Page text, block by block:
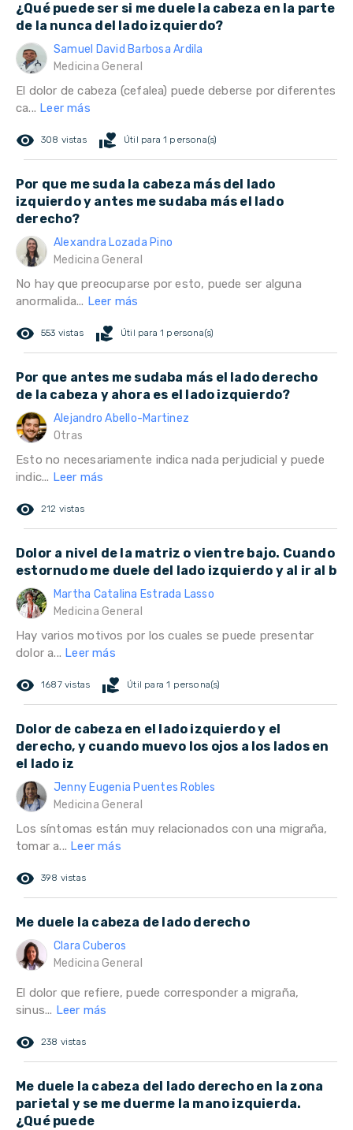
¿Qué puede ser si me duele la cabeza en la parte
de la nunca del lado izquierdo?
Samuel David Barbosa Ardila
Medicina General
El dolor de cabeza (cefalea) puede deberse por diferentes
ca... Leer más
remove_red_eye 308 vistas volunteer_activism Útil para 1 persona(s)
Por que me suda la cabeza más del lado
izquierdo y antes me sudaba más el lado
derecho?
Alexandra Lozada Pino
Medicina General
No hay que preocuparse por esto, puede ser alguna
anormalida... Leer más
remove_red_eye 553 vistas volunteer_activism Útil para 1 persona(s)
Por que antes me sudaba más el lado derecho
de la cabeza y ahora es el lado izquierdo?
Alejandro Abello-Martinez
Otras
Esto no necesariamente indica nada perjudicial y puede
indic... Leer más
remove_red_eye 212 vistas
Dolor a nivel de la matriz o vientre bajo. Cuando
estornudo me duele del lado izquierdo y al ir al b
Martha Catalina Estrada Lasso
Medicina General
Hay varios motivos por los cuales se puede presentar
dolor a... Leer más
remove_red_eye 1687 vistas volunteer_activism Útil para 1 persona(s)
Dolor de cabeza en el lado izquierdo y el
derecho, y cuando muevo los ojos a los lados en
el lado iz
Jenny Eugenia Puentes Robles
Medicina General
Los síntomas están muy relacionados con una migraña,
tomar a... Leer más
remove_red_eye 398 vistas
Me duele la cabeza de lado derecho
Clara Cuberos
Medicina General
El dolor que refiere, puede corresponder a migraña,
sinus... Leer más
remove_red_eye 238 vistas
Me duele la cabeza del lado derecho en la zona
parietal y se me duerme la mano izquierda.
¿Qué puede